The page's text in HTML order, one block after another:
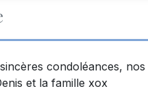
condoléances,
et la famille xox